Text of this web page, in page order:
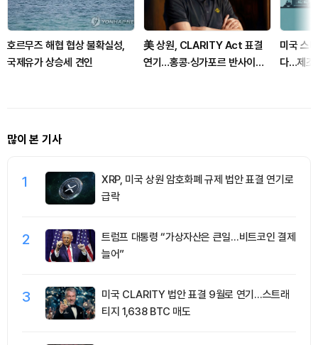
호르무즈 해협 협상 불확실성,
국제유가 상승세 견인
美 상원, CLARITY Act 표결
연기…홍콩·싱가포르 반사이익
미국 스
다…제조
많이 본 기사
1
XRP, 미국 상원 암호화폐 규제 법안 표결 연기로
급락
2
트럼프 대통령 “가상자산은 큰일…비트코인 결제
늘어”
3
미국 CLARITY 법안 표결 9월로 연기…스트래
티지 1,638 BTC 매도